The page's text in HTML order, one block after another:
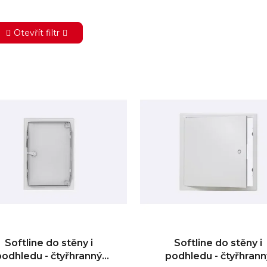
Otevřít filtr
Softline do stěny i
- čtyřhranný
Softline do stěny i
podhledu -